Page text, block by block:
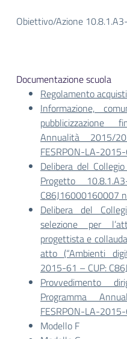
Obiettivo/Azione
Documentazione scuola
Regolamento
Informazione,
pubblicizzazione
Annualità 2015/
FESRPON-LA-
Delibera del
Progetto
C86J16000160007
Delibera del
selezione per
progettista e
atto (“Ambienti
2015-61 – CUP:
Provvedimento
Programma
FESRPON-LA-
Modello F